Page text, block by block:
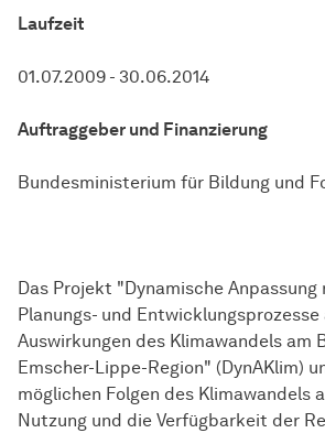
Laufzeit
01.07.2009 - 30.06.2014
Auftraggeber und Finanzierung
Bundesministerium für Bildung und
Das Projekt "Dynamische Anpassung
Planungs- und Entwicklungsprozesse
Auswirkungen des Klimawandels am
Emscher-Lippe-Region" (DynAKlim)
möglichen Folgen des Klimawandels
Nutzung und die Verfügbarkeit der